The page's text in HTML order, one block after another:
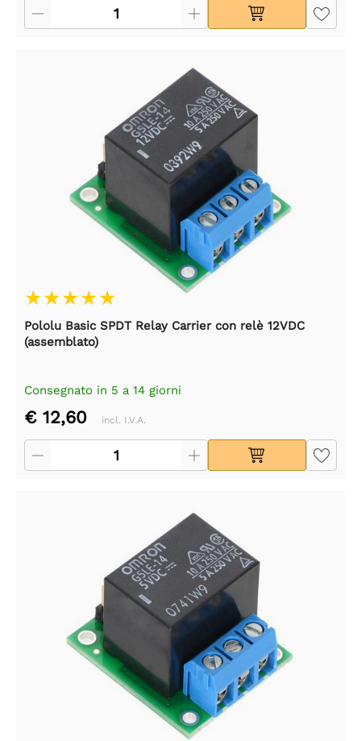
Pololu Basic SPDT Relay Carrier con relè 12VDC
(assemblato)
Consegnato in 5 a 14 giorni
€ 12,60 incl. I.V.A.